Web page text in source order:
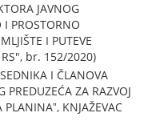
JAVNOG
I PROSTORNO
I PUTEVE
br. 152/2020)
I ČLANOVA
ZA RAZVOJ
KNJAŽEVAC